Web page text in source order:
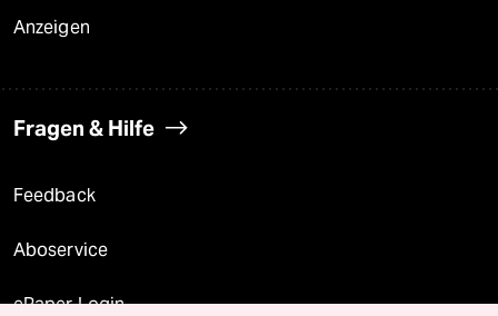
Anzeigen
Fragen & Hilfe
Feedback
Aboservice
ePaper Login